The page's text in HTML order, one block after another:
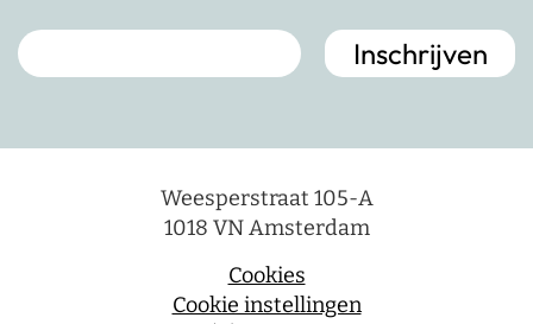
Weesperstraat 105-A
1018 VN Amsterdam
Cookies
Cookie instellingen